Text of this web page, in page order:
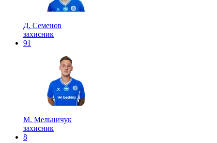
Д. Семенов
захисник
91
М. Мельничук
захисник
8